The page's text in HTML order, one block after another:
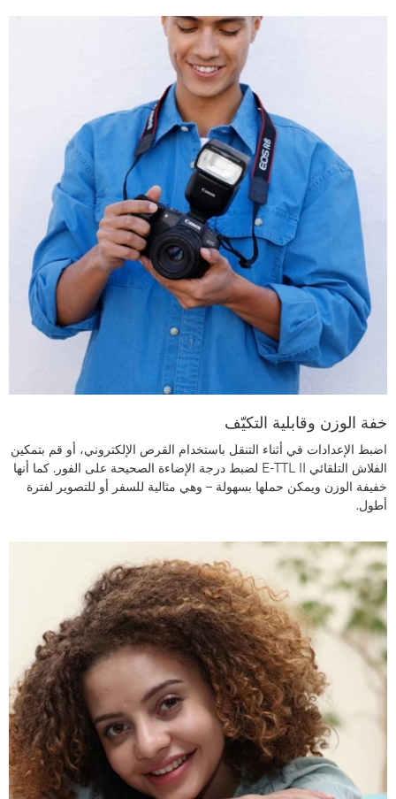
خفة الوزن وقابلية التكيّف
اضبط الإعدادات في أثناء التنقل باستخدام القرص الإلكتروني، أو قم بتمكين
الفلاش التلقائي E-TTL II لضبط درجة الإضاءة الصحيحة على الفور. كما أنها
خفيفة الوزن ويمكن حملها بسهولة – وهي مثالية للسفر أو للتصوير لفترة
أطول.